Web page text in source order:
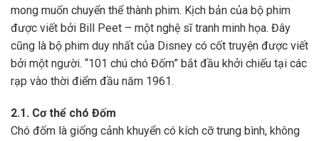
mong muốn chuyển thể thành phim. Kịch bản của bộ phim
được viết bởi Bill Peet – một nghệ sĩ tranh minh họa. Đây
cũng là bộ phim duy nhất của Disney có cốt truyện được viết
bởi một người. “101 chú chó Đốm” bắt đầu khởi chiếu tại các
rạp vào thời điểm đầu năm 1961.
2.1. Cơ thể chó Đốm
Chó đốm là giống cảnh khuyển có kích cỡ trung bình, không